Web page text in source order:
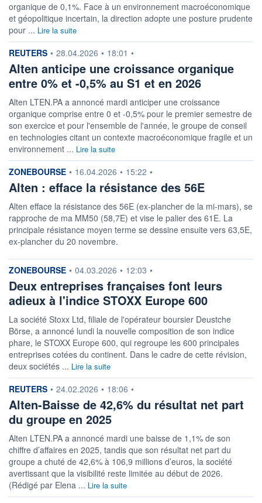
organique de 0,1%. Face à un environnement macroéconomique
et géopolitique incertain, la direction adopte une posture prudente
pour ... Lire la suite
information fournie par
REUTERS • 28.04.2026 • 18:01 •
Alten anticipe une croissance organique
entre 0% et -0,5% au S1 et en 2026
Alten LTEN.PA a annoncé mardi anticiper une croissance
organique comprise entre 0 et -0,5% pour le premier semestre de
son exercice et pour l'ensemble de l'année, le groupe de conseil
en technologies citant un contexte macroéconomique fragile et un
environnement ... Lire la suite
information fournie par
ZONEBOURSE • 16.04.2026 • 15:22 •
Alten : efface la résistance des 56E
Alten efface la résistance des 56E (ex-plancher de la mi-mars), se
rapproche de ma MM50 (58,7E) et vise le palier des 61E. La
principale résistance moyen terme se dessine ensuite vers 63,5E,
ex-plancher du 20 novembre.
information fournie par
ZONEBOURSE • 04.03.2026 • 12:03 •
Deux entreprises françaises font leurs
adieux à l'indice STOXX Europe 600
La société Stoxx Ltd, filiale de l'opérateur boursier Deustche
Börse, a annoncé lundi la nouvelle composition de son indice
phare, le STOXX Europe 600, qui regroupe les 600 principales
entreprises cotées du continent. Dans le cadre de cette révision,
deux sociétés ... Lire la suite
information fournie par
REUTERS • 24.02.2026 • 18:06 •
Alten-Baisse de 42,6% du résultat net part
du groupe en 2025
Alten LTEN.PA a annoncé mardi une baisse de 1,1% de son
chiffre d’affaires en 2025, tandis que son résultat net part du
groupe a chuté de 42,6% à 106,9 millions d’euros, la société
avertissant que la visibilité reste limitée au début de 2026.
(Rédigé par Elena ... Lire la suite